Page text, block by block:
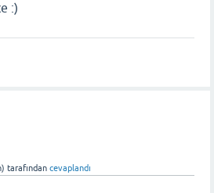
:)
tarafından cevaplandı